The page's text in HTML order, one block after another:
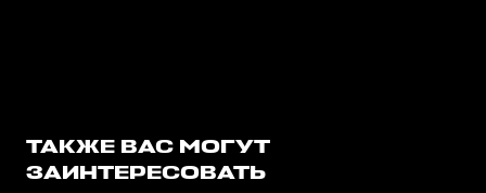
ТАКЖЕ ВАС МОГУТ
ЗАИНТЕРЕСОВАТЬ